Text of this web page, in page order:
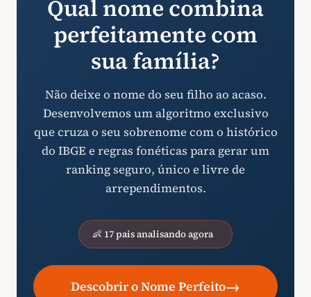
Qual nome combina
perfeitamente com
sua família?
Não deixe o nome do seu filho ao acaso.
Desenvolvemos um algoritmo exclusivo
que cruza o seu sobrenome com o histórico
do IBGE e regras fonéticas para gerar um
ranking seguro, único e livre de
arrependimentos.
👶 17 pais analisando agora
Descobrir o Nome Perfeito→